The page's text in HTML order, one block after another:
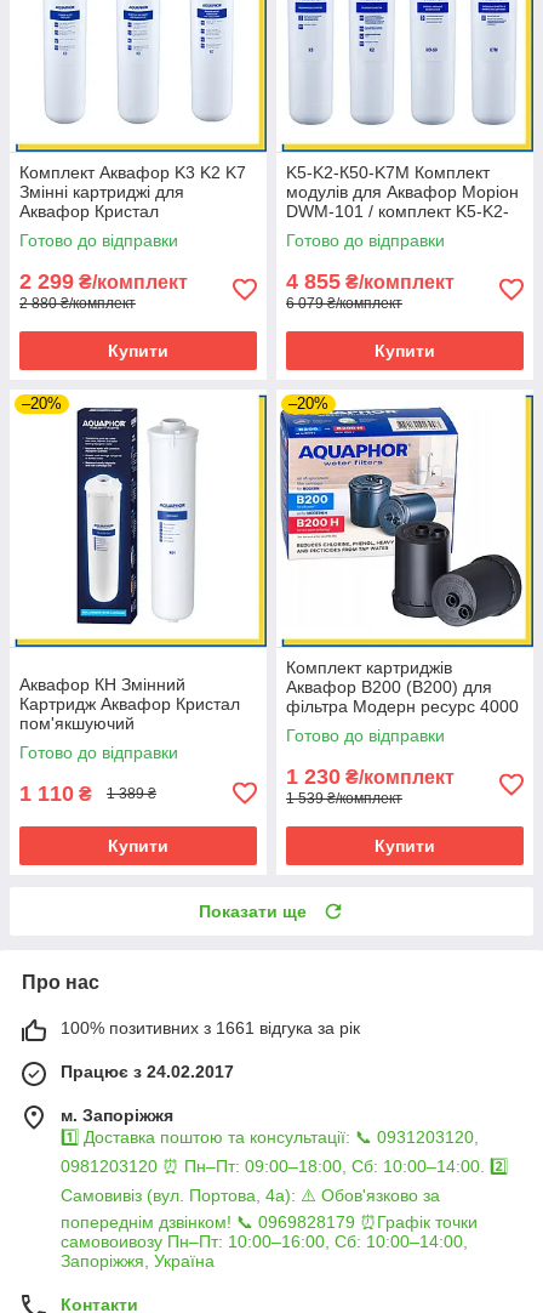
Комплект Аквафор K3 K2 K7
Змінні картриджі для
Аквафор Кристал
Готово до відправки
2 299 ₴/комплект
2 880 ₴/комплект
Купити
K5-K2-К50-K7M Комплект
модулів для Аквафор Моріон
DWM-101 / комплект K5-K2-
K7M-К50 (нижній дренаж
мембрани К50)
Готово до відправки
4 855 ₴/комплект
6 079 ₴/комплект
Купити
–20%
Аквафор КН Змінний
Картридж Аквафор Кристал
пом'якшуючий
Готово до відправки
1 110 ₴ 1 389 ₴
Купити
–20%
Комплект картриджів
Аквафор В200 (B200) для
фільтра Модерн ресурс 4000
л (Естонія) оригінал
Готово до відправки
1 230 ₴/комплект
1 539 ₴/комплект
Купити
Показати ще
Про нас
100% позитивних з 1661 відгука за рік
Працює з 24.02.2017
м. Запоріжжя
1️⃣ Доставка поштою та консультації: 📞 0931203120,
0981203120 ⏰ Пн–Пт: 09:00–18:00, Сб: 10:00–14:00. 2️⃣
Самовивіз (вул. Портова, 4а): ⚠️ Обов'язково за
попереднім дзвінком! 📞 0969828179 ⏰Графік точки
самовоивозу Пн–Пт: 10:00–16:00, Сб: 10:00–14:00,
Запоріжжя, Україна
Контакти